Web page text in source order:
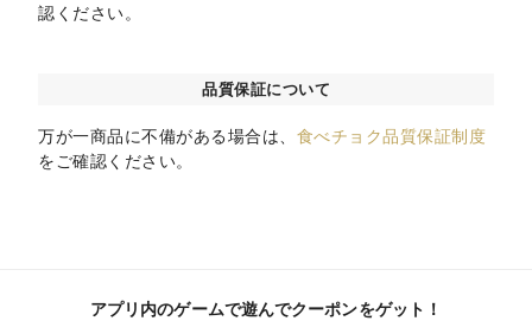
認ください。
品質保証について
万が一商品に不備がある場合は、 食べチョク品質保証制度
をご確認ください。
アプリ内のゲームで遊んでクーポンをゲット！